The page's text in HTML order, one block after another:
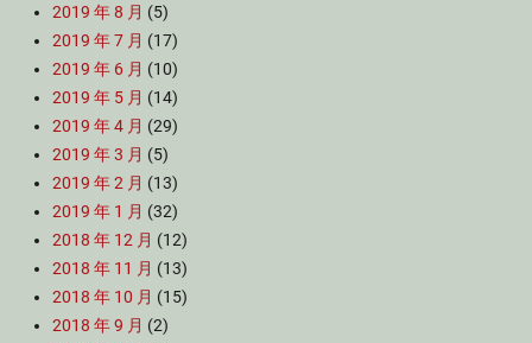
2019 年 8 月 (5)
2019 年 7 月 (17)
2019 年 6 月 (10)
2019 年 5 月 (14)
2019 年 4 月 (29)
2019 年 3 月 (5)
2019 年 2 月 (13)
2019 年 1 月 (32)
2018 年 12 月 (12)
2018 年 11 月 (13)
2018 年 10 月 (15)
2018 年 9 月 (2)